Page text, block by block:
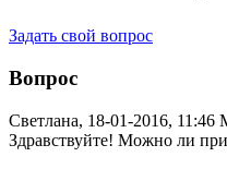
Задать свой вопрос
Вопрос
Светлана, 18-01-2016, 11:46
Здравствуйте! Можно ли